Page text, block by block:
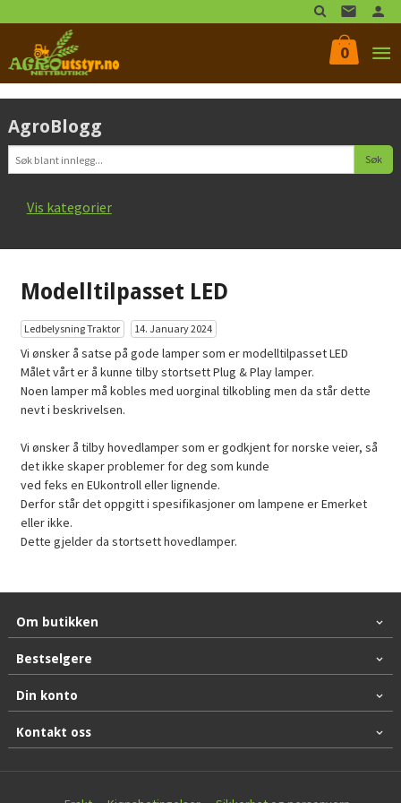
til
innholdet
0
AgroBlogg
Vis kategorier
Presisjonslandbruk
Ledbelysning Traktor
Modelltilpasset LED
Ledbelysning Traktor 14. January 2024
Vi ønsker å satse på gode lamper som er modelltilpasset LED
Målet vårt er å kunne tilby stortsett Plug & Play lamper.
Noen lamper må kobles med uorginal tilkobling men da står dette
nevt i beskrivelsen.
Vi ønsker å tilby hovedlamper som er godkjent for norske veier, så
det ikke skaper problemer for deg som kunde
ved feks en EUkontroll eller lignende.
Derfor står det oppgitt i spesifikasjoner om lampene er Emerket
eller ikke.
Dette gjelder da stortsett hovedlamper.
Om butikken
Bestselgere
Din konto
Kontakt oss